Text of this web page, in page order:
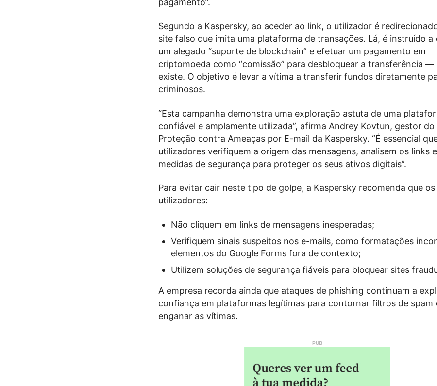
pagamento”.
Segundo a Kaspersky, ao aceder ao link, o utilizador é
site falso que imita uma plataforma de transações. Lá, é instruído
um alegado “suporte de blockchain” e efetuar um pagamento em
criptomoeda como “comissão” para desbloquear a transferência —
existe. O objetivo é levar a vítima a transferir fundos diretamente
criminosos.
“Esta campanha demonstra uma exploração astuta de uma
confiável e amplamente utilizada”, afirma Andrey Kovtun, gestor do
Proteção contra Ameaças por E-mail da Kaspersky. “É essencial
utilizadores verifiquem a origem das mensagens, analisem os links
medidas de segurança para proteger os seus ativos digitais”.
Para evitar cair neste tipo de golpe, a Kaspersky recomenda que os
utilizadores:
Não cliquem em links de mensagens inesperadas;
Verifiquem sinais suspeitos nos e-mails, como formatações
elementos do Google Forms fora de contexto;
Utilizem soluções de segurança fiáveis para bloquear sites
A empresa recorda ainda que ataques de phishing continuam a
confiança em plataformas legítimas para contornar filtros de spam
enganar as vítimas.